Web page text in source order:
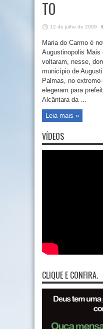
TO
12 de julho de 2009
Maria do Carmo é
Augustinopolis Mais
voltaram, nesse,
município de
Palmas, no
elegeram para
Alcântara da ...
Leia mais »
VÍDEOS
CLIQUE E CONFIRA.